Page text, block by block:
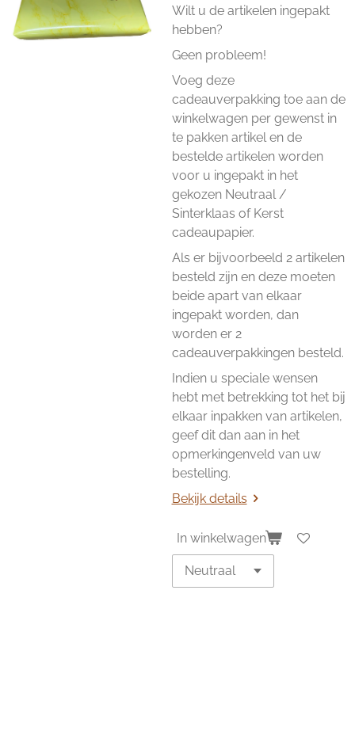
Wilt u de artikelen ingepakt
hebben?
Geen probleem!
Voeg deze
cadeauverpakking toe aan de
winkelwagen per gewenst in
te pakken artikel en de
bestelde artikelen worden
voor u ingepakt in het
gekozen Neutraal /
Sinterklaas of Kerst
cadeaupapier.
Als er bijvoorbeeld 2 artikelen
besteld zijn en deze moeten
beide apart van elkaar
ingepakt worden, dan
worden er 2
cadeauverpakkingen besteld.
Indien u speciale wensen
hebt met betrekking tot het bij
elkaar inpakken van artikelen,
geef dit dan aan in het
opmerkingenveld van uw
bestelling.
Bekijk details
In winkelwagen